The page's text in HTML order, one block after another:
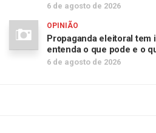
6 de agosto de 2026
OPINIÃO
Propaganda eleitoral tem
entenda o que pode e o
6 de agosto de 2026